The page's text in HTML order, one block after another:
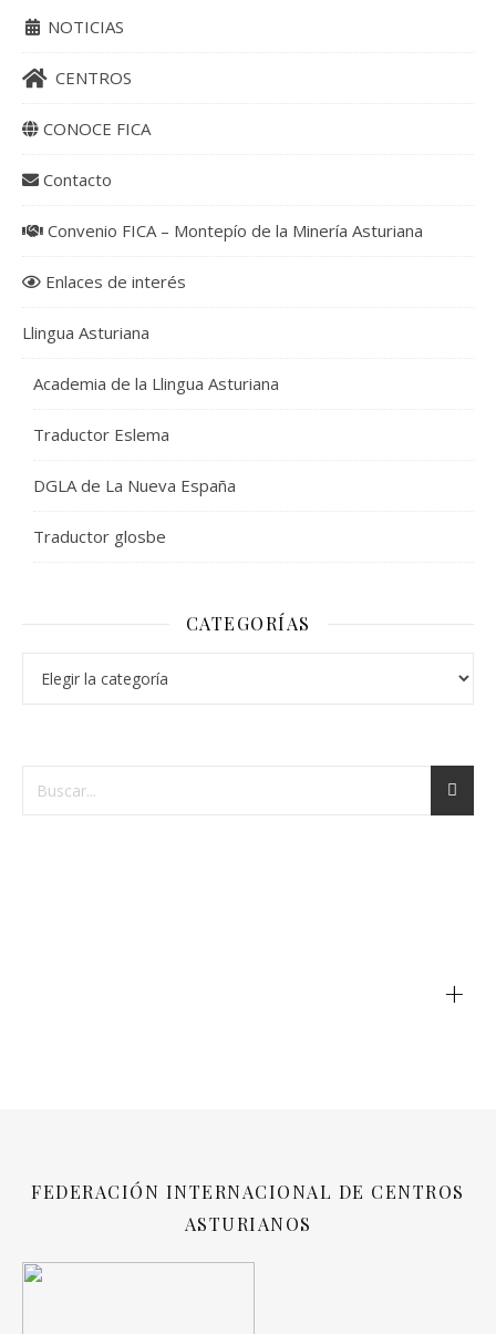
NOTICIAS
CENTROS
CONOCE FICA
Contacto
Convenio FICA – Montepío de la Minería Asturiana
Enlaces de interés
Llingua Asturiana
Academia de la Llingua Asturiana
Traductor Eslema
DGLA de La Nueva España
Traductor glosbe
CATEGORÍAS
+
FEDERACIÓN INTERNACIONAL DE CENTROS
ASTURIANOS